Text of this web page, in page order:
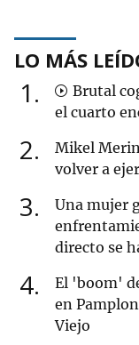
LO MÁS
1
Brutal
el cuarto
2
Mikel
volver a
3
Una mujer
directo se
4
El 'boom'
en
Viejo